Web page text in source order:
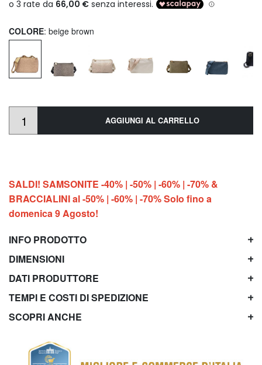
COLORE: beige brown
AGGIUNGI AL CARRELLO
SALDI! SAMSONITE -40% | -50% | -60% | -70% &
BRACCIALINI al -50% | -60% | -70% Solo fino a
domenica 9 Agosto!
INFO PRODOTTO
DIMENSIONI
DATI PRODUTTORE
TEMPI E COSTI DI SPEDIZIONE
SCOPRI ANCHE